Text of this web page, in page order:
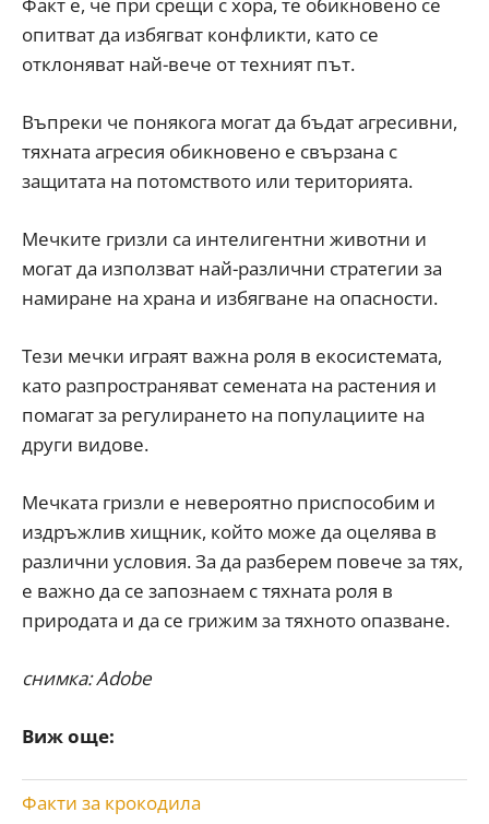
опитват да избягват конфликти, като се
отклоняват най-вече от техният път.
Въпреки че понякога могат да бъдат агресивни,
тяхната агресия обикновено е свързана с
защитата на потомството или територията.
Мечките гризли са интелигентни животни и
могат да използват най-различни стратегии за
намиране на храна и избягване на опасности.
Тези мечки играят важна роля в екосистемата,
като разпространяват семената на растения и
помагат за регулирането на популациите на
други видове.
Мечката гризли е невероятно приспособим и
издръжлив хищник, който може да оцелява в
различни условия. За да разберем повече за тях,
е важно да се запознаем с тяхната роля в
природата и да се грижим за тяхното опазване.
снимка: Adobe
Виж още:
Факти за крокодила